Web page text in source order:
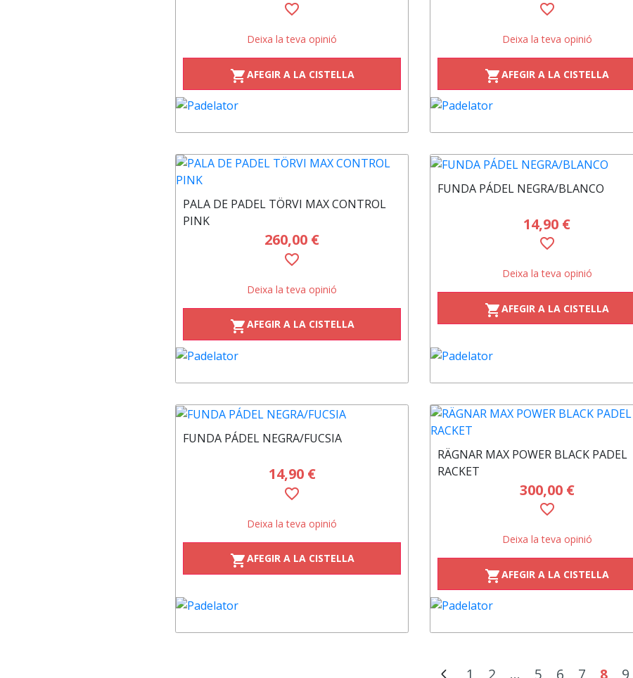
favorite_border
Deixa la teva opinió
shopping_cartAFEGIR A LA CISTELLA
favorite_border
Deixa la teva opinió
shopping_cartAFEGIR A LA CISTELLA
PALA DE PADEL TÖRVI MAX CONTROL
PINK
260,00 €
favorite_border
Deixa la teva opinió
shopping_cartAFEGIR A LA CISTELLA
FUNDA PÁDEL NEGRA/BLANCO
14,90 €
favorite_border
Deixa la teva opinió
shopping_cartAFEGIR A LA CISTELLA
FUNDA PÁDEL NEGRA/FUCSIA
14,90 €
favorite_border
Deixa la teva opinió
shopping_cartAFEGIR A LA CISTELLA
RÄGNAR MAX POWER BLACK PADEL
RACKET
300,00 €
favorite_border
Deixa la teva opinió
shopping_cartAFEGIR A LA CISTELLA